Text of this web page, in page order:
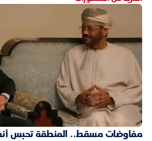
مفاوضات مسقط.. المنطقة تحبس